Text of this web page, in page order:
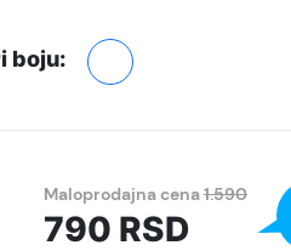
boju:
Maloprodajna cena1.590
790 RSD